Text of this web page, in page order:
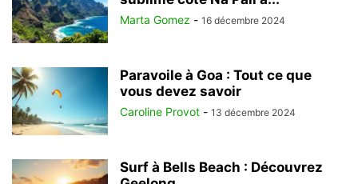
Marta Gomez - 16 décembre 2024
Paravoile à Goa : Tout ce que
vous devez savoir
Caroline Provot - 13 décembre 2024
Surf à Bells Beach : Découvrez